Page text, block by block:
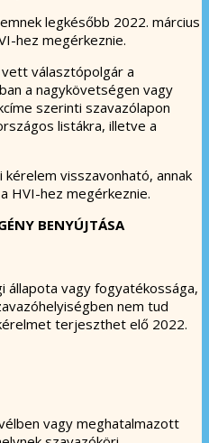
legkésőbb 2022. március
hez megérkeznie.
választópolgár a
a nagykövetségen vagy
szerinti szavazólapon
listákra, illetve a
visszavonható, annak
HVI-hez megérkeznie.
BENYÚJTÁSA
állapota vagy fogyatékossága,
nem tud
terjeszthet elő 2022.
vagy meghatalmazott